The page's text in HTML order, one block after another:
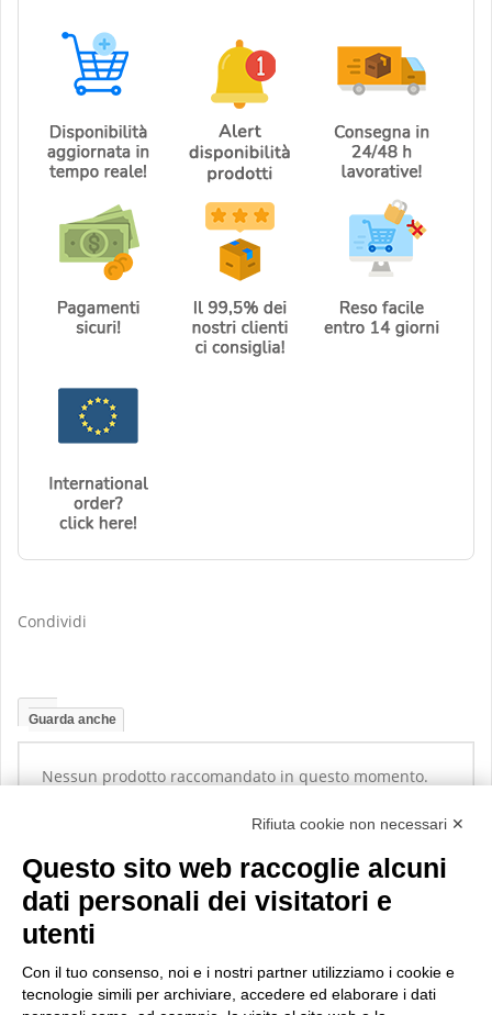
Condividi
Guarda anche
Nessun prodotto raccomandato in questo momento.
Rifiuta cookie non necessari ✕
Questo sito web raccoglie alcuni
dati personali dei visitatori e
utenti
Con il tuo consenso, noi e i nostri partner utilizziamo i cookie e
tecnologie simili per archiviare, accedere ed elaborare i dati